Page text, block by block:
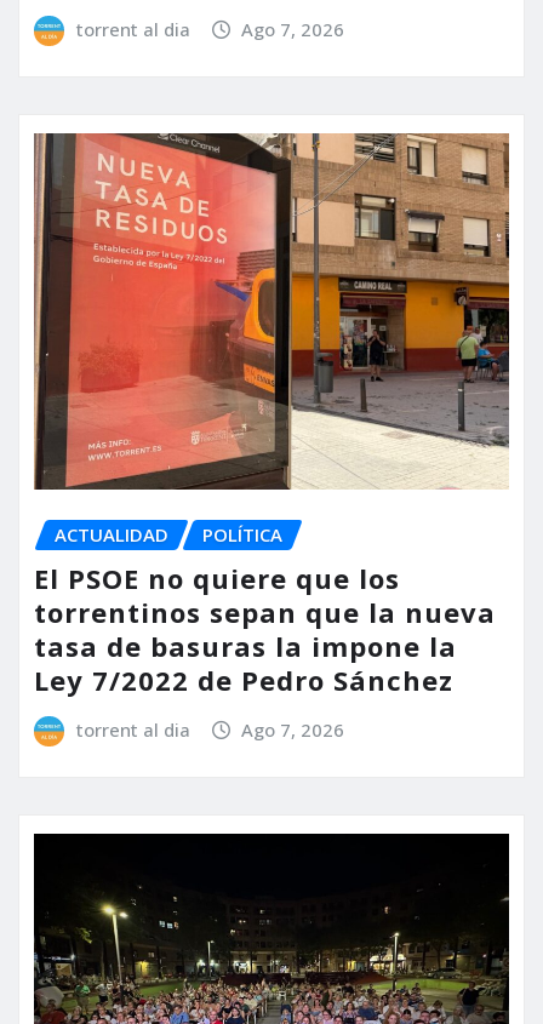
torrent al dia Ago 7, 2026
ACTUALIDAD POLÍTICA
El PSOE no quiere que los
torrentinos sepan que la nueva
tasa de basuras la impone la
Ley 7/2022 de Pedro Sánchez
torrent al dia Ago 7, 2026